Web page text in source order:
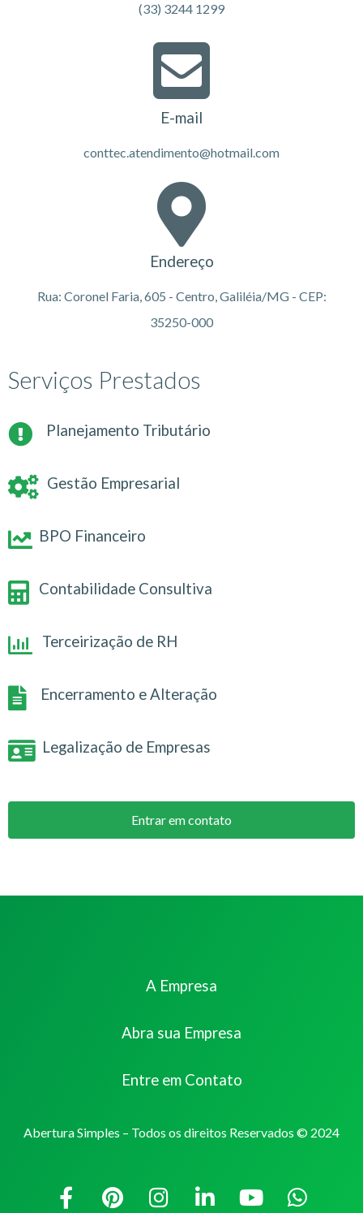
(33) 3244 1299
E-mail
conttec.atendimento@hotmail.com
Endereço
Rua: Coronel Faria, 605 - Centro, Galiléia/MG - CEP:
35250-000
Serviços Prestados
Planejamento Tributário
Gestão Empresarial
BPO Financeiro
Contabilidade Consultiva
Terceirização de RH
Encerramento e Alteração
Legalização de Empresas
Entrar em contato
A Empresa
Abra sua Empresa
Entre em Contato
Abertura Simples – Todos os direitos Reservados © 2024